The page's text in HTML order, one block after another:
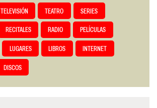
TELEVISIÓN TEATRO SERIES
RECITALES RADIO PELÍCULAS
LUGARES LIBROS INTERNET
DISCOS